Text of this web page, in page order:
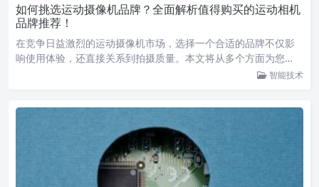
如何挑选运动摄像机品牌？全面解析值得购买的运动相机
品牌推荐！
在竞争日益激烈的运动摄像机市场，选择一个合适的品牌不仅影
响使用体验，还直接关系到拍摄质量。本文将从多个方面为您…
智能技术